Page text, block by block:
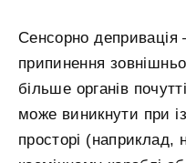
Сенсорно депривація
припинення
більше органів
може виникнути при
просторі (наприклад,